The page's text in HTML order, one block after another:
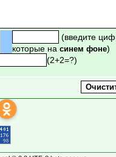
(введите
которые на синем фоне)
(2+2=?)